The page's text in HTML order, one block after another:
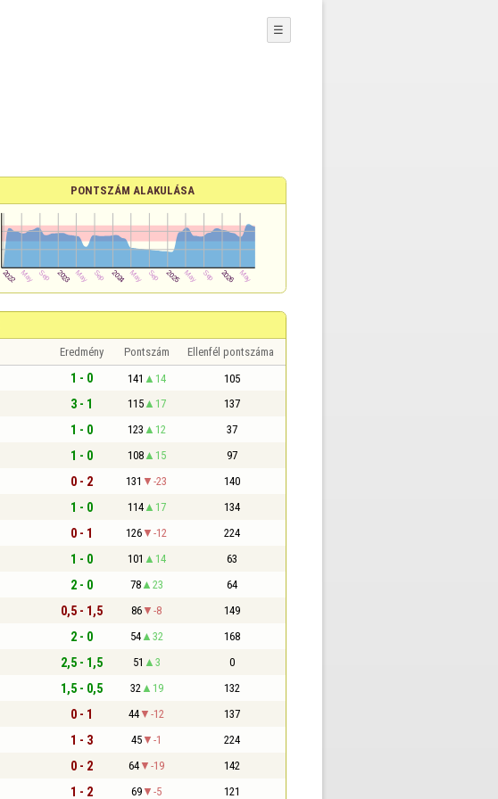
☰
PONTSZÁM ALAKULÁSA
Eredmény Pontszám Ellenfél pontszáma
1 - 0 141 14 105
3 - 1 115 17 137
1 - 0 123 12 37
1 - 0 108 15 97
0 - 2 131 -23 140
1 - 0 114 17 134
0 - 1 126 -12 224
1 - 0 101 14 63
2 - 0 78 23 64
0,5 - 1,5 86 -8 149
2 - 0 54 32 168
2,5 - 1,5 51 3 0
1,5 - 0,5 32 19 132
0 - 1 44 -12 137
1 - 3 45 -1 224
0 - 2 64 -19 142
1 - 2 69 -5 121